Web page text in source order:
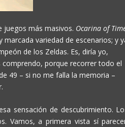
juegos más masivos. Ocarina of
variedad de escenarios; y
de los Zeldas. Es, diría yo,
porque recorrer todo el
49 – si no me falla la memoria –
sensación de descubrimiento.
Vamos, a primera vista sí